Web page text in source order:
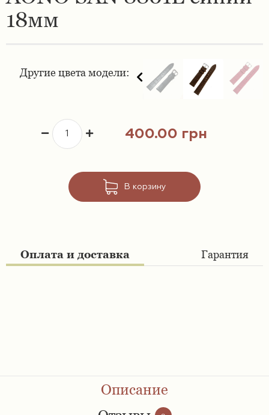
Ремешки 19 мм
Ремешки 21 мм
Ремешки 23 мм
Ремешки 26 мм
Ремешки 36 мм
Ремешки для часов Tissot
Ремешки для часов Ulysse Nardin
18мм
Другие цвета модели:
400.00 грн
В корзину
Оплата и доставка Гарантия
Описание